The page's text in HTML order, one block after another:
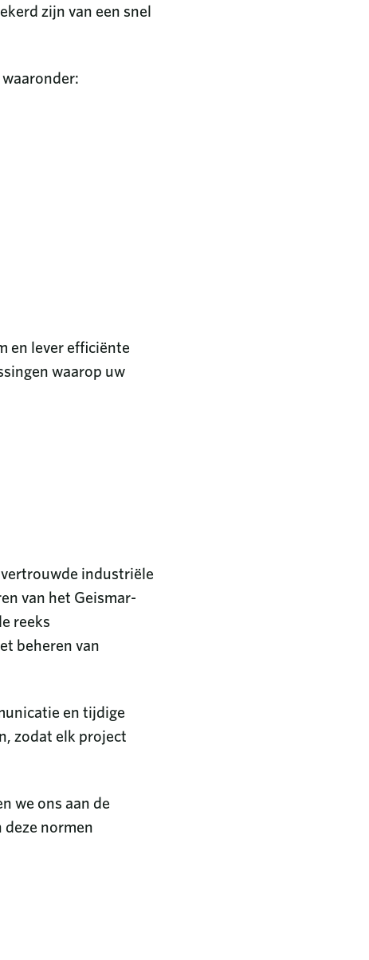
zijn van een snel
en lever efficiënte
waarop uw
industriële
van het Geismar-
reeks
beheren van
en tijdige
zodat elk project
we ons aan de
normen